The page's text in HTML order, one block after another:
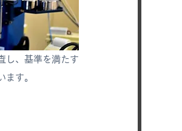
し、基準を満たす
ます。